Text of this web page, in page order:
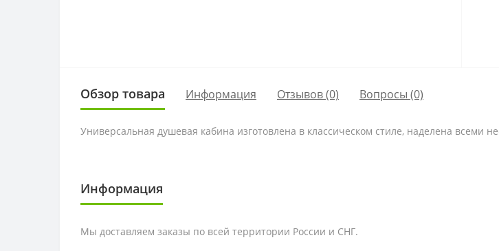
Обзор товара Информация Отзывов (0) Вопросы (0)
Универсальная душевая кабина изготовлена в классическом стиле, наделена всеми
Информация
Мы доставляем заказы по всей территории России и СНГ.